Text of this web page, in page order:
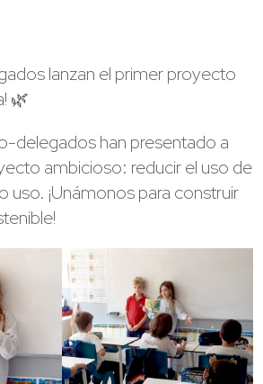
lanzan el primer proyecto
🌿
delegados han presentado a
ambicioso: reducir el uso de
uso. ¡Unámonos para construir